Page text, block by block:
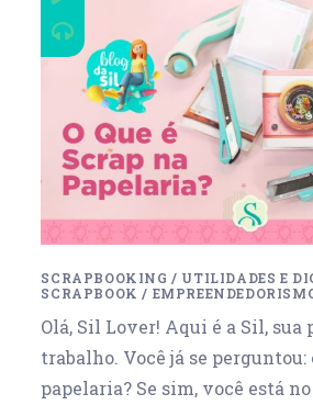
SCRAPBOOKING / UTILIDADES E
SCRAPBOOK /
Olá, Sil Lover! Aqui é a Sil, sua
trabalho. Você já se perguntou:
papelaria? Se sim, você está